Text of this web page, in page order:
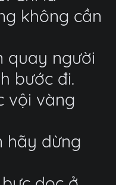
không cần
quay người
bước đi.
vội vàng
hãy dừng